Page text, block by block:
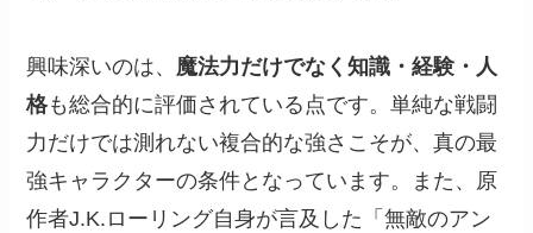
興味深いのは、 魔法力だけでなく知識・経験・人
格も総合的に評価されている点です。単純な戦闘
力だけでは測れない複合的な強さこそが、真の最
強キャラクターの条件となっています。また、原
作者J.K.ローリング自身が言及した「無敵のアン